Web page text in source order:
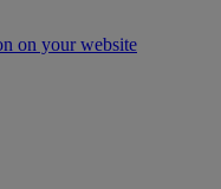
on your website